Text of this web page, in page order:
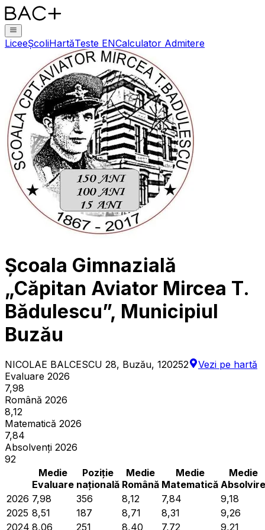
LiceeȘcoliHartăTeste ENCalculator Admitere
Școala Gimnazială
„Căpitan Aviator Mircea T.
Bădulescu”, Municipiul
Buzău
NICOLAE BALCESCU 28, Buzău, 120252
Vezi pe hartă
Evaluare 2026
7,98
Română 2026
8,12
Matematică 2026
7,84
Absolvenți 2026
92
Medie
Evaluare
Poziție
națională
Medie
Română
Medie
Matematică
Medie
Absolvire
2026 7,98 356 8,12 7,84
9,18
2025 8,51 187 8,71 8,31
9,26
2024 8,06 251 8,40 7,72 9,21